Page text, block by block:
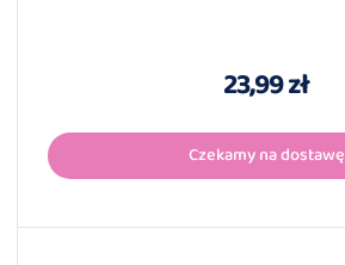
23,99 zł
Czekamy na dostawę